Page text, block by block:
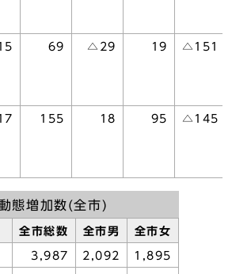
69 △29 19 △151
155 18 95 △145
態増加数(全市)
全市総数 全市男 全市女
3,987 2,092 1,895